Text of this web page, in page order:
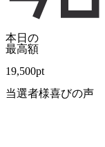
本日の
最高額
19,500pt
当選者様喜びの声